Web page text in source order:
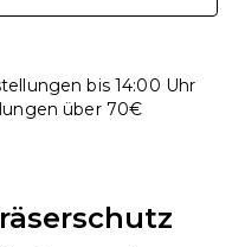
bis 14:00 Uhr
über 70€